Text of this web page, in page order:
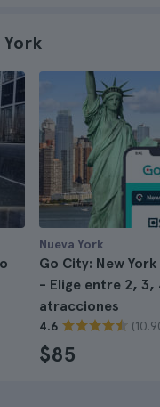
York
Nueva York
Go City: New
- Elige entre 2, 3,
atracciones
4.6
$85